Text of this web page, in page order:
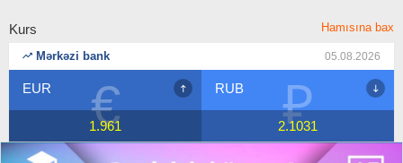
Kurs Hamısına bax
Mərkəzi bank 05.08.2026
€
EUR
1.961 ₽
RUB
2.1031